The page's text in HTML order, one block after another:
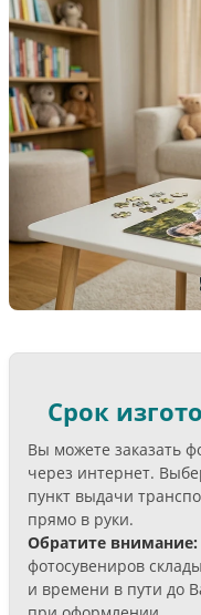
Срок
Вы можете заказать
через интернет.
пункт выдачи
прямо в руки.
Обратите внимание:
фотосувениров
и времени в пути до